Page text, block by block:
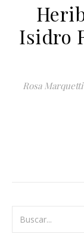
Isidro
Rosa